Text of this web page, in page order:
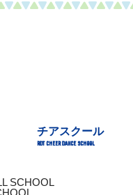
チアスクール
RDT CHEER DANCE SCHOOL
SCHOOL